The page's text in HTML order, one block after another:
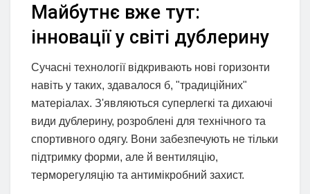
Майбутнє вже тут:
інновації у світі дублерину
Сучасні технології відкривають нові горизонти
навіть у таких, здавалося б, "традиційних"
матеріалах. З'являються суперлегкі та дихаючі
види дублерину, розроблені для технічного та
спортивного одягу. Вони забезпечують не тільки
підтримку форми, але й вентиляцію,
терморегуляцію та антимікробний захист.